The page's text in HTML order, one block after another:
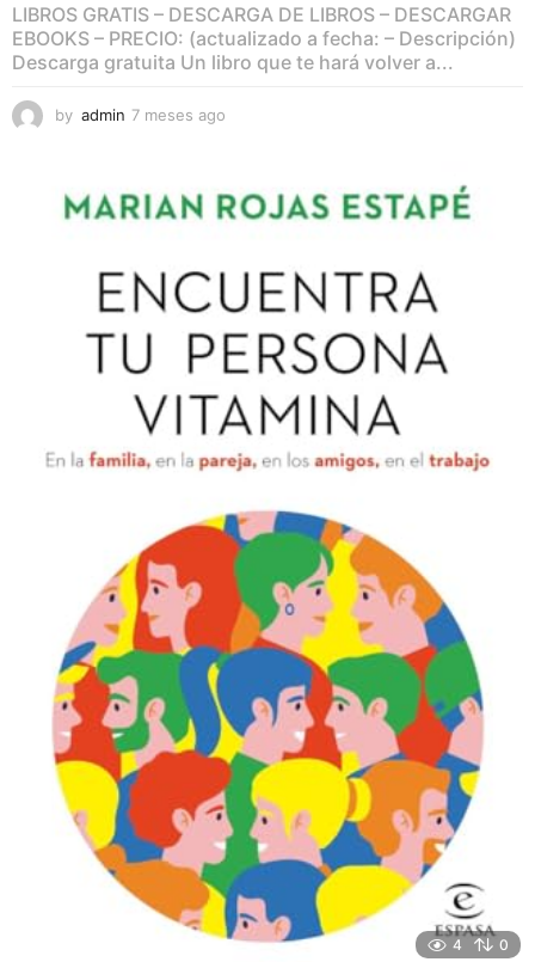
LIBROS GRATIS – DESCARGA DE LIBROS – DESCARGAR
EBOOKS – PRECIO: (actualizado a fecha: – Descripción)
Descarga gratuita Un libro que te hará volver a...
by admin 7 meses ago
e
4 0